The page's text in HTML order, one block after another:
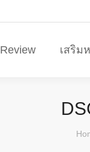
Review เสริม